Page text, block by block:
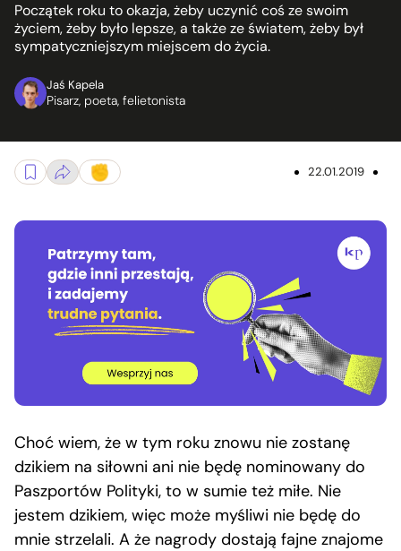
Początek roku to okazja, żeby uczynić coś ze swoim
życiem, żeby było lepsze, a także ze światem, żeby był
sympatyczniejszym miejscem do życia.
Jaś Kapela
Pisarz, poeta, felietonista
22.01.2019
Choć wiem, że w tym roku znowu nie zostanę
dzikiem na siłowni ani nie będę nominowany do
Paszportów Polityki, to w sumie też miłe. Nie
jestem dzikiem, więc może myśliwi nie będę do
mnie strzelali. A że nagrody dostają fajne znajome